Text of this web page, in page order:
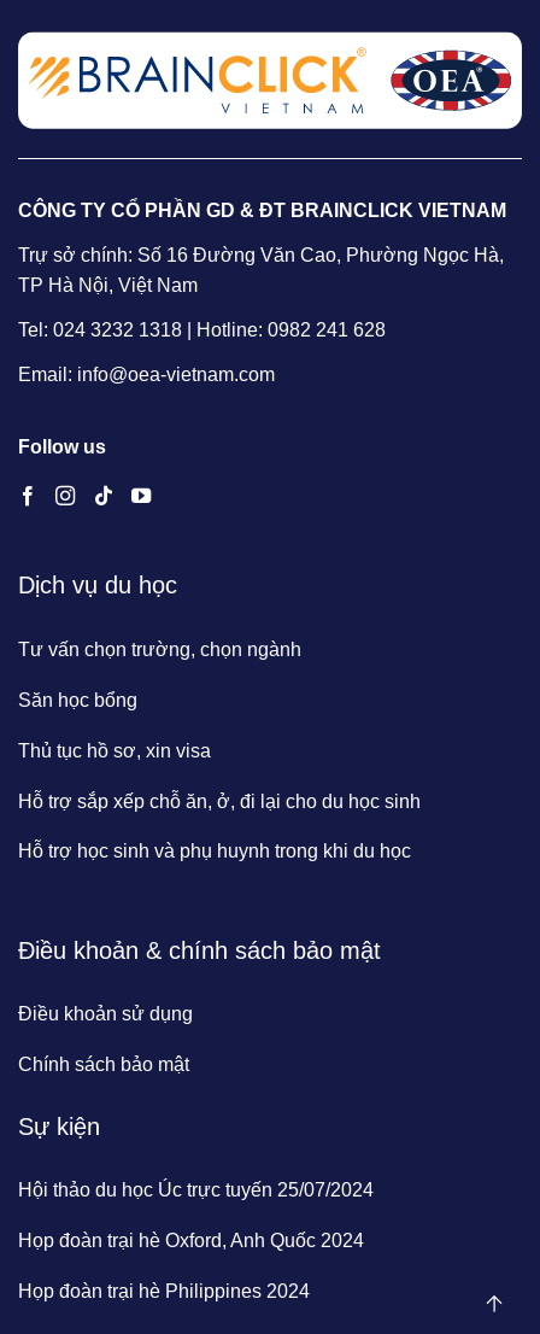
CÔNG TY CỔ PHẦN GD & ĐT BRAINCLICK VIETNAM
Trự sở chính: Số 16 Đường Văn Cao, Phường Ngọc Hà,
TP Hà Nội, Việt Nam
Tel: 024 3232 1318 | Hotline: 0982 241 628
Email: info@oea-vietnam.com
Follow us
Dịch vụ du học
Tư vấn chọn trường, chọn ngành
Săn học bổng
Thủ tục hồ sơ, xin visa
Hỗ trợ sắp xếp chỗ ăn, ở, đi lại cho du học sinh
Hỗ trợ học sinh và phụ huynh trong khi du học
Điều khoản & chính sách bảo mật
Điều khoản sử dụng
Chính sách bảo mật
Sự kiện
Hội thảo du học Úc trực tuyến 25/07/2024
Họp đoàn trại hè Oxford, Anh Quốc 2024
Họp đoàn trại hè Philippines 2024